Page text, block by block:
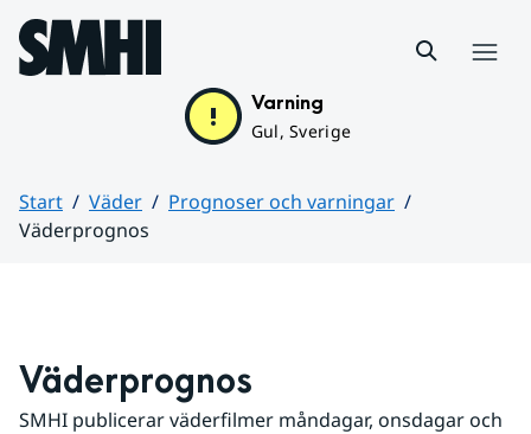
Hoppa till sidans innehåll
Varning
Gul, Sverige
Start Väder
Prognoser och varningar
Väderprognos
Väderprognos
SMHI publicerar väderfilmer måndagar, onsdagar och